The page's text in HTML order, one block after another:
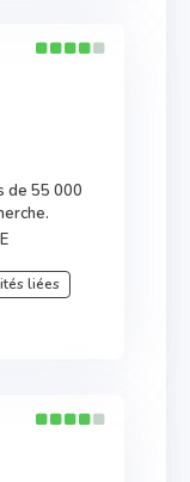
de 55 000
liées